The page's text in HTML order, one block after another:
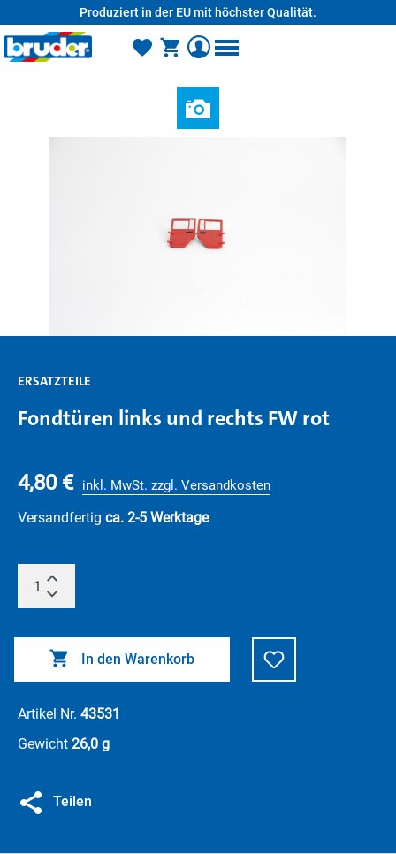
Produziert in der EU mit höchster Qualität.
ERSATZTEILE
Fondtüren links und rechts FW rot
4,80 € inkl. MwSt. zzgl. Versandkosten
Versandfertig ca. 2-5 Werktage
In den Warenkorb
Artikel Nr. 43531
Gewicht 26,0 g
Teilen